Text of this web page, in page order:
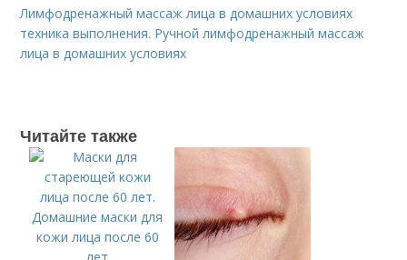
Лимфодренажный массаж лица в домашних условиях
техника выполнения. Ручной лимфодренажный массаж
лица в домашних условиях
Читайте также